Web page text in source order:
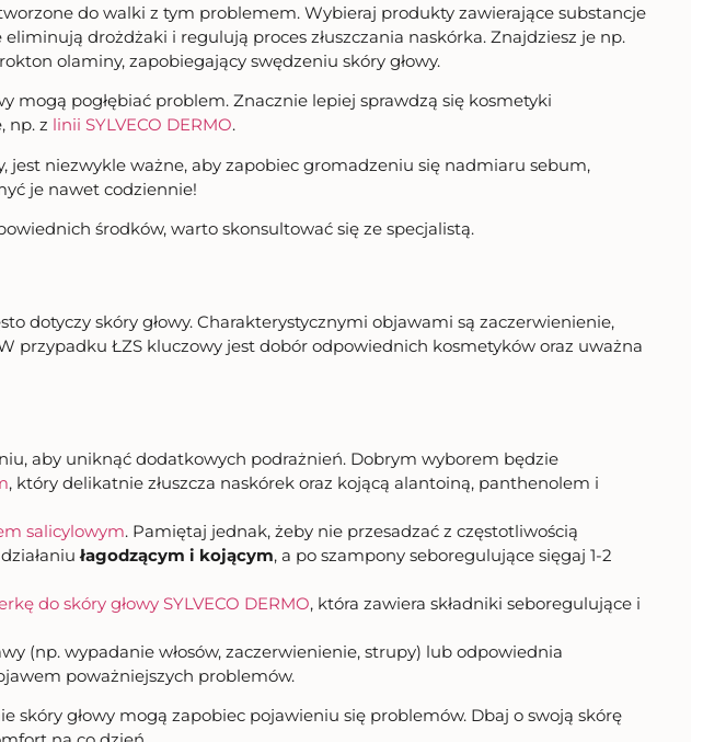
do walki z tym problemem. Wybieraj produkty zawierające substancje
drożdżaki i regulują proces złuszczania naskórka. Znajdziesz je np.
olaminy, zapobiegający swędzeniu skóry głowy.
mogą pogłębiać problem. Znacznie lepiej sprawdzą się kosmetyki
np. z linii SYLVECO DERMO.
niezwykle ważne, aby zapobiec gromadzeniu się nadmiaru sebum,
je nawet codziennie!
środków, warto skonsultować się ze specjalistą.
dotyczy skóry głowy. Charakterystycznymi objawami są zaczerwienienie,
przypadku ŁZS kluczowy jest dobór odpowiednich kosmetyków oraz uważna
aby uniknąć dodatkowych podrażnień. Dobrym wyborem będzie
, który delikatnie złuszcza naskórek oraz kojącą alantoiną, panthenolem i
salicylowym. Pamiętaj jednak, żeby nie przesadzać z częstotliwością
łagodzącym i kojącym, a po szampony seboregulujące sięgaj 1-2
do skóry głowy SYLVECO DERMO, która zawiera składniki seboregulujące i
(np. wypadanie włosów, zaczerwienienie, strupy) lub odpowiednia
poważniejszych problemów.
głowy mogą zapobiec pojawieniu się problemów. Dbaj o swoją skórę